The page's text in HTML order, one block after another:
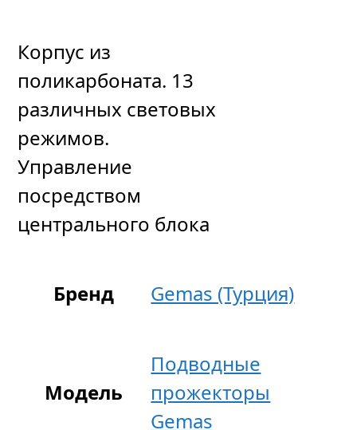
Корпус из
поликарбоната. 13
различных световых
режимов.
Управление
посредством
центрального блока
Бренд Gemas (Турция)
Модель
Подводные
прожекторы
Gemas